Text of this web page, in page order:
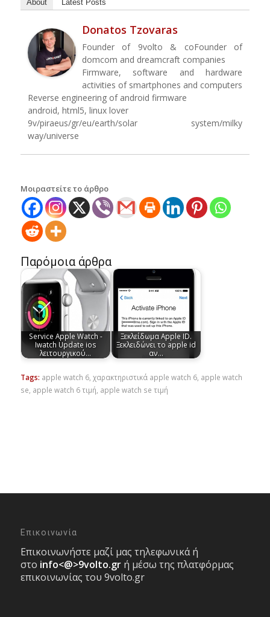
About Latest Posts
Donatos Tzovaras
Founder of 9volto & coFounder of
domcom and dreamcraft companies
Firmware, software and hardware
activities of smartphones and computers
Reverse engineering of android firmware
android, html5, linux lover
9v/piraeus/gr/eu/earth/solar system/milky
way/universe
Μοιραστείτε το άρθρο
Παρόμοια άρθρα
Service Apple Watch -
Iwatch Update ios
λειτουργικού…
Ξεκλείδωμα Apple ID.
Ξεκλειδώνει το apple id
αν…
Tags: apple watch 6, χαρακτηριστικά apple watch 6, apple watch
se apple watch 6 τιμή apple watch se τιμή
Επικοινωνία
Επικοινωνήστε μαζί μας τηλεφωνικά ή
στο info<@>9volto.gr ή μέσω της πλατφόρμας
επικοινωνίας του 9volto.gr